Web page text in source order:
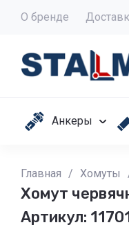
О бренде
Анкеры
Главная / Хомуты
Хомут
Артикул: